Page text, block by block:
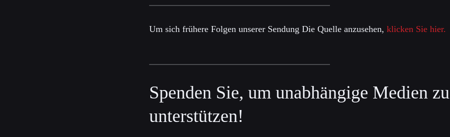
Um sich frühere Folgen unserer Sendung Die Quelle anzusehen,klicken Sie hier.
Spenden Sie, um unabhängige Medien zu
unterstützen!